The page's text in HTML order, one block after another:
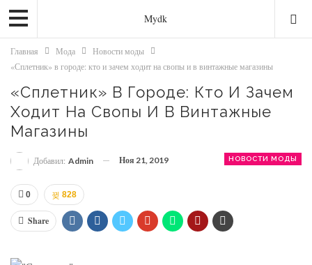
Mydk
Главная Мода
Новости моды
«Сплетник» в городе: кто и зачем ходит на свопы и в винтажные магазины
«Сплетник» В Городе: Кто И Зачем
Ходит На Свопы И В Винтажные
Магазины
НОВОСТИ МОДЫ
Добавил: Admin Ноя 21, 2019
0 828
Share